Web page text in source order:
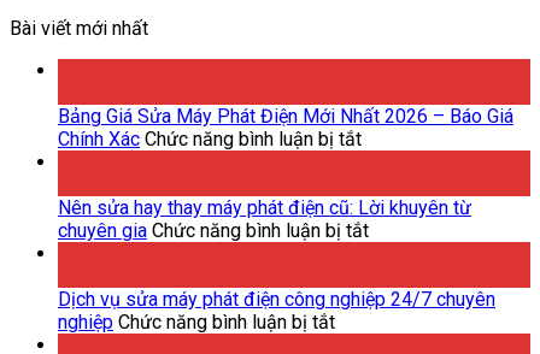
Bài viết mới nhất
Bảng Giá Sửa Máy Phát Điện Mới Nhất 2026 – Báo Giá
Chính Xác Chức năng bình luận bị tắtở
Sửa
Máy
Mới
Nên sửa hay thay máy phát điện cũ: Lời khuyên từ
chuyên gia Chức năng bình luận bị tắtở
hay
Dịch vụ sửa máy phát điện công nghiệp 24/7 chuyên
nghiệp Chức năng bình luận bị tắtở